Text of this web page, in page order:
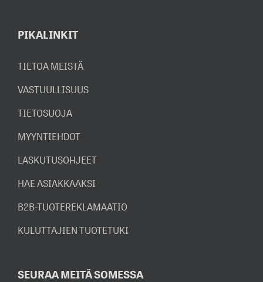
PIKALINKIT
TIETOA MEISTÄ
VASTUULLISUUS
TIETOSUOJA
MYYNTIEHDOT
LASKUTUSOHJEET
HAE ASIAKKAAKSI
B2B-TUOTEREKLAMAATIO
KULUTTAJIEN TUOTETUKI
SEURAA MEITÄ SOMESSA